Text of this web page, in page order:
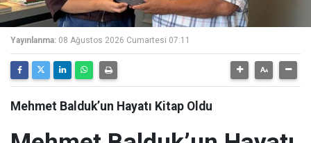
Yayınlanma: 08 Ağustos 2026 Cumartesi 07:11
Mehmet Balduk’un Hayatı Kitap Oldu